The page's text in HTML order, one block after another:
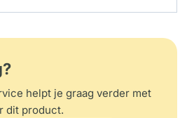
helpt je graag verder met
dit product.